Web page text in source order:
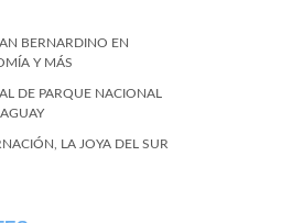
BERNARDINO EN
Y MÁS
DE PARQUE NACIONAL
LA JOYA DEL SUR